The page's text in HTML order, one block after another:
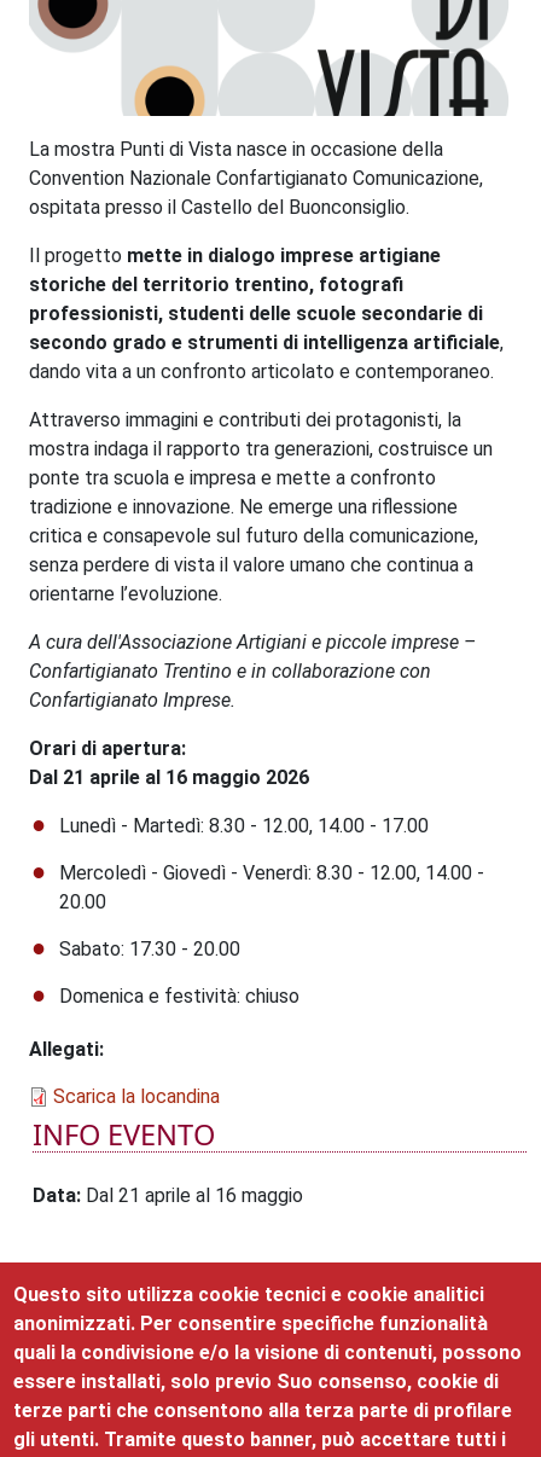
INFO EVENTO
Data Dal 21 aprile al 16 maggio
EVENTI CORRELATI
Nessun evento presente nel mese.
ISCRIVITI
La mostra Punti di Vista nasce in occasione della
Convention Nazionale Confartigianato Comunicazione,
ospitata presso il Castello del Buonconsiglio.
Il progetto mette in dialogo imprese artigiane
storiche del territorio trentino, fotografi
professionisti, studenti delle scuole secondarie di
secondo grado e strumenti di intelligenza artificiale,
dando vita a un confronto articolato e contemporaneo.
Attraverso immagini e contributi dei protagonisti, la
mostra indaga il rapporto tra generazioni, costruisce un
ponte tra scuola e impresa e mette a confronto
tradizione e innovazione. Ne emerge una riflessione
critica e consapevole sul futuro della comunicazione,
senza perdere di vista il valore umano che continua a
orientarne l’evoluzione.
A cura dell'Associazione Artigiani e piccole imprese –
Confartigianato Trentino e in collaborazione con
Confartigianato Imprese.
Orari di apertura:
Dal 21 aprile al 16 maggio 2026
Lunedì - Martedì: 8.30 - 12.00, 14.00 - 17.00
Mercoledì - Giovedì - Venerdì: 8.30 - 12.00, 14.00 -
20.00
Sabato: 17.30 - 20.00
Domenica e festività: chiuso
Allegati
Scarica la locandina
Questo sito utilizza cookie tecnici e cookie analitici
anonimizzati. Per consentire specifiche funzionalità
quali la condivisione e/o la visione di contenuti, possono
essere installati, solo previo Suo consenso, cookie di
terze parti che consentono alla terza parte di profilare
gli utenti. Tramite questo banner, può accettare tutti i